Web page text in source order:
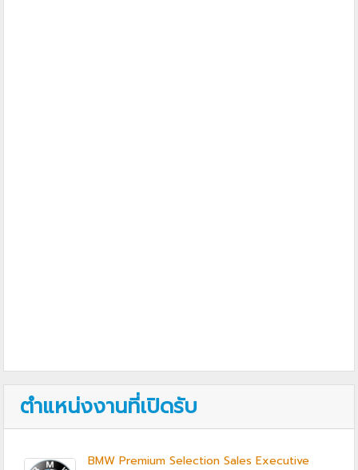
ตำแหน่งงานที่เปิดรับ
BMW Premium Selection Sales Executive